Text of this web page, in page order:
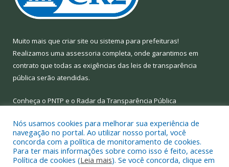
Muito mais que criar site ou sistema para prefeituras!
Realizamos uma assessoria completa, onde garantimos em
contrato que todas as exigências das leis de transparência
pública serão atendidas.
Conheça o PNTP e o Radar da Transparência Pública
Todos os direitos reservados a Prefeitura Municipal de Limoeiro
do Ajuru.
Nós usamos cookies para melhorar sua experiência de
navegação no portal. Ao utilizar nosso portal, você
concorda com a política de monitoramento de cookies.
Para ter mais informações sobre como isso é feito, acesse
Política de cookies (Leia mais). Se você concorda, clique em